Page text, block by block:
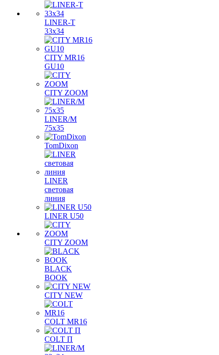
LINER-T
33x34
CITY MR16
GU10
CITY ZOOM
LINER/M
75х35
TomDixon
LINER
световая
линия
LINER U50
CITY ZOOM
BLACK
BOOK
CITY NEW
COLT MR16
COLT П